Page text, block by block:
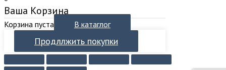
Ваша Корзина
Корзина пуста В катаглог
Продллжить покупки